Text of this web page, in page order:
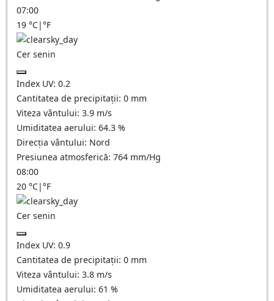
07:00
19 °C|°F
Cer senin
Index UV: 0.2
Cantitatea de precipitații: 0 mm
Viteza vântului: 3.9 m/s
Umiditatea aerului: 64.3 %
Direcția vântului: Nord
Presiunea atmosferică: 764 mm/Hg
08:00
20 °C|°F
Cer senin
Index UV: 0.9
Cantitatea de precipitații: 0 mm
Viteza vântului: 3.8 m/s
Umiditatea aerului: 61 %